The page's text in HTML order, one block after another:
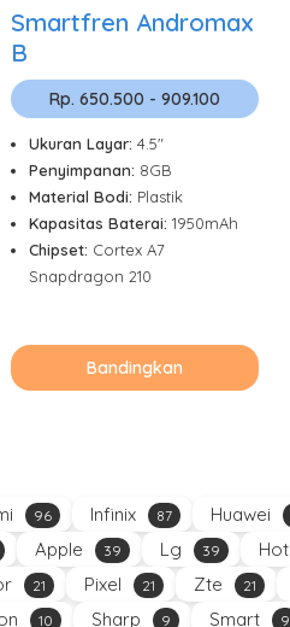
Smartfren Andromax
B
Rp. 650.500 - 909.100
Ukuran Layar: 4.5"
Penyimpanan: 8GB
Material Bodi: Plastik
Kapasitas Baterai: 1950mAh
Chipset: Cortex A7
Snapdragon 210
Bandingkan
96 Infinix 87 Huawei
Apple 39 Lg 39 Hot
21 Pixel 21 Zte 21
10 Sharp 9 Smart 9